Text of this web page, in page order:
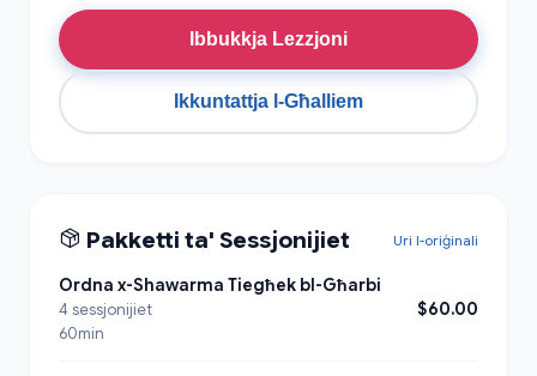
Ibbukkja Lezzjoni
Ikkuntattja l-Għalliem
Pakketti ta' Sessjonijiet Uri l-oriġinali
Ordna x-Shawarma Tiegħek bl-Għarbi
4 sessjonijiet
60min
$60.00